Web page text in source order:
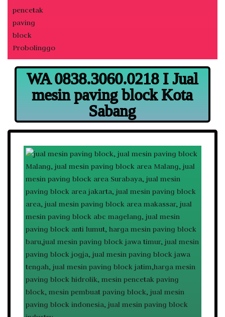
WA 0838.3060.0218 I Jual
mesin paving block Kota
Sabang